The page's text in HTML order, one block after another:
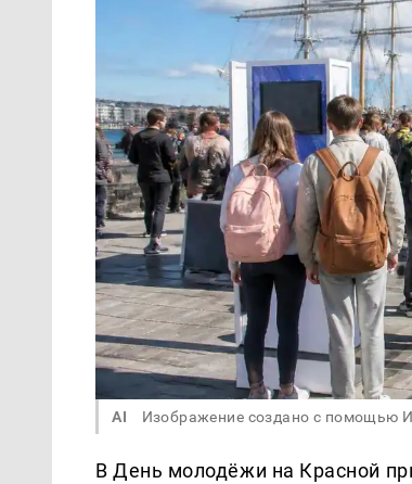
AI Изображение создано с помощью
В День молодёжи на Красной